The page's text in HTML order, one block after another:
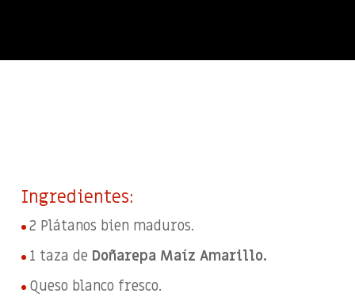
Ingredientes:
2 Plátanos bien maduros.
1 taza de Doñarepa Maíz Amarillo.
Queso blanco fresco.